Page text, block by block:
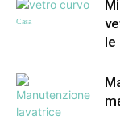
Casa
le